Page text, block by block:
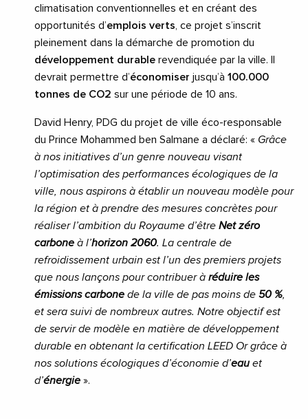
climatisation conventionnelles et en créant des
opportunités d’emplois verts , ce projet s’inscrit
pleinement dans la démarche de promotion du
développement durable revendiquée par la ville. Il
devrait permettre d’économiser jusqu’à 100.000
tonnes de CO2 sur une période de 10 ans.
David Henry, PDG du projet de ville éco-responsable
du Prince Mohammed ben Salmane a déclaré: « Grâce
à nos initiatives d’un genre nouveau visant
l’optimisation des performances écologiques de la
ville, nous aspirons à établir un nouveau modèle pour
la région et à prendre des mesures concrètes pour
réaliser l’ambition du Royaume d’être Net zéro
carbone à l’horizon 2060. La centrale de
refroidissement urbain est l’un des premiers projets
que nous lançons pour contribuer à réduire les
émissions carbone de la ville de pas moins de 50 %
et sera suivi de nombreux autres. Notre objectif est
de servir de modèle en matière de développement
durable en obtenant la certification LEED Or grâce à
nos solutions écologiques d’économie d’eau et
d’énergie ».